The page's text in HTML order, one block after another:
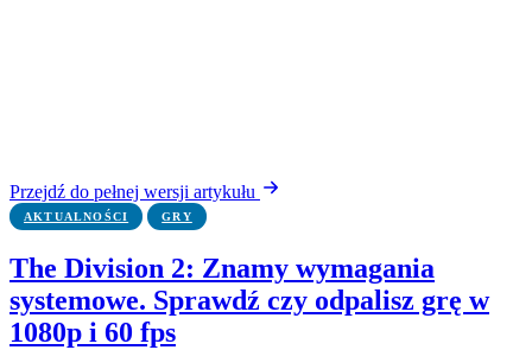
Przejdź do pełnej wersji artykułu
AKTUALNOŚCI GRY
The Division 2: Znamy wymagania
systemowe. Sprawdź czy odpalisz grę w
1080p i 60 fps